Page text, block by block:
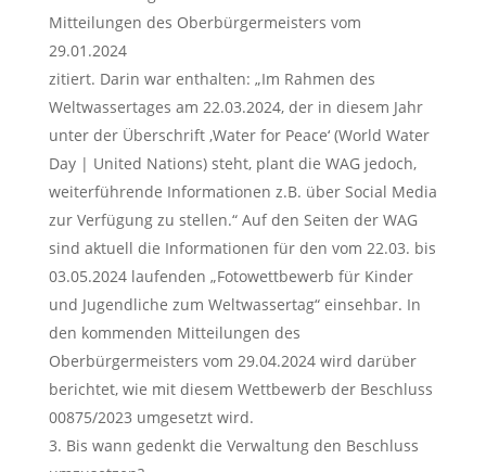
Mitteilungen des Oberbürgermeisters vom
29.01.2024
zitiert. Darin war enthalten: „Im Rahmen des
Weltwassertages am 22.03.2024, der in diesem Jahr
unter der Überschrift ‚Water for Peace‘ (World Water
Day | United Nations) steht, plant die WAG jedoch,
weiterführende Informationen z.B. über Social Media
zur Verfügung zu stellen.“ Auf den Seiten der WAG
sind aktuell die Informationen für den vom 22.03. bis
03.05.2024 laufenden „Fotowettbewerb für Kinder
und Jugendliche zum Weltwassertag“ einsehbar. In
den kommenden Mitteilungen des
Oberbürgermeisters vom 29.04.2024 wird darüber
berichtet, wie mit diesem Wettbewerb der Beschluss
00875/2023 umgesetzt wird.
Bis wann gedenkt die Verwaltung den Beschluss